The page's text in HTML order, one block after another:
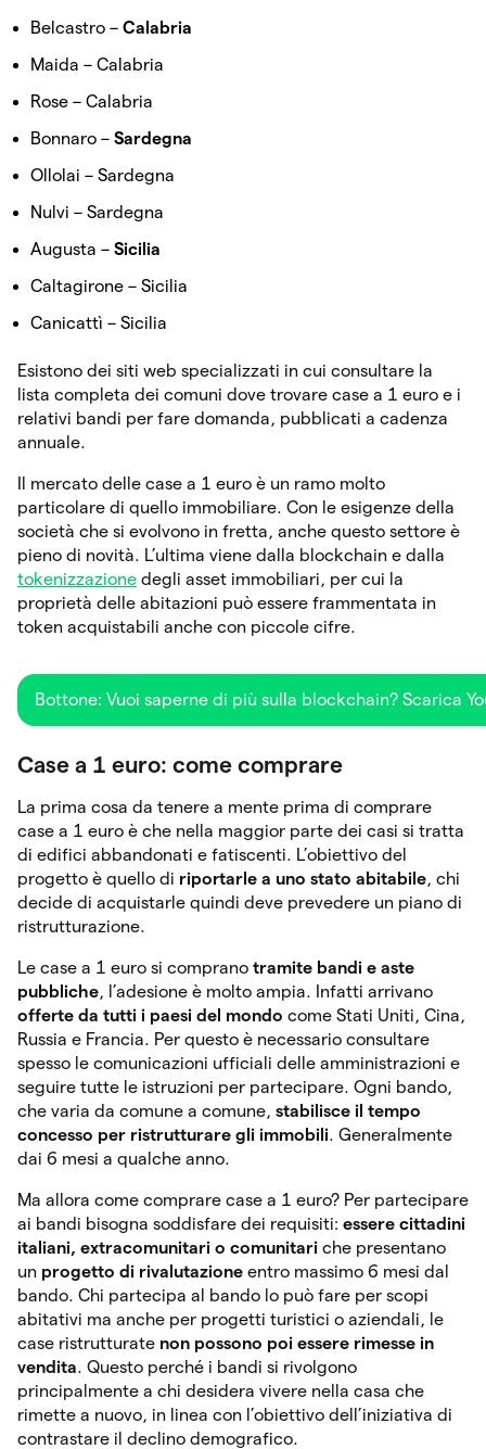
Belcastro – Calabria
Maida – Calabria
Rose – Calabria
Bonnaro – Sardegna
Ollolai – Sardegna
Nulvi – Sardegna
Augusta – Sicilia
Caltagirone – Sicilia
Canicattì – Sicilia
Esistono dei siti web specializzati in cui consultare la
lista completa dei comuni dove trovare case a 1 euro e i
relativi bandi per fare domanda, pubblicati a cadenza
annuale.
Il mercato delle case a 1 euro è un ramo molto
particolare di quello immobiliare. Con le esigenze della
società che si evolvono in fretta, anche questo settore è
pieno di novità. L’ultima viene dalla blockchain e dalla
tokenizzazione degli asset immobiliari, per cui la
proprietà delle abitazioni può essere frammentata in
token acquistabili anche con piccole cifre.
Bottone: Vuoi saperne di più sulla blockchain? Scarica
Case a 1 euro: come comprare
La prima cosa da tenere a mente prima di comprare
case a 1 euro è che nella maggior parte dei casi si tratta
di edifici abbandonati e fatiscenti. L’obiettivo del
progetto è quello di riportarle a uno stato abitabile, chi
decide di acquistarle quindi deve prevedere un piano di
ristrutturazione.
Le case a 1 euro si comprano tramite bandi e aste
pubbliche, l’adesione è molto ampia. Infatti arrivano
offerte da tutti i paesi del mondo come Stati Uniti, Cina,
Russia e Francia. Per questo è necessario consultare
spesso le comunicazioni ufficiali delle amministrazioni e
seguire tutte le istruzioni per partecipare. Ogni bando,
che varia da comune a comune, stabilisce il tempo
concesso per ristrutturare gli immobili. Generalmente
dai 6 mesi a qualche anno.
Ma allora come comprare case a 1 euro? Per partecipare
ai bandi bisogna soddisfare dei requisiti: essere cittadini
italiani, extracomunitari o comunitari che presentano
un progetto di rivalutazione entro massimo 6 mesi dal
bando. Chi partecipa al bando lo può fare per scopi
abitativi ma anche per progetti turistici o aziendali, le
case ristrutturate non possono poi essere rimesse in
vendita. Questo perché i bandi si rivolgono
principalmente a chi desidera vivere nella casa che
rimette a nuovo, in linea con l’obiettivo dell’iniziativa di
contrastare il declino demografico.